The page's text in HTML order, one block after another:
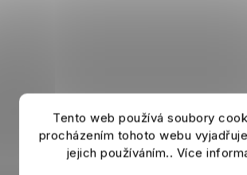
Tento web používá soubory
procházením tohoto webu
jejich používáním.. Více